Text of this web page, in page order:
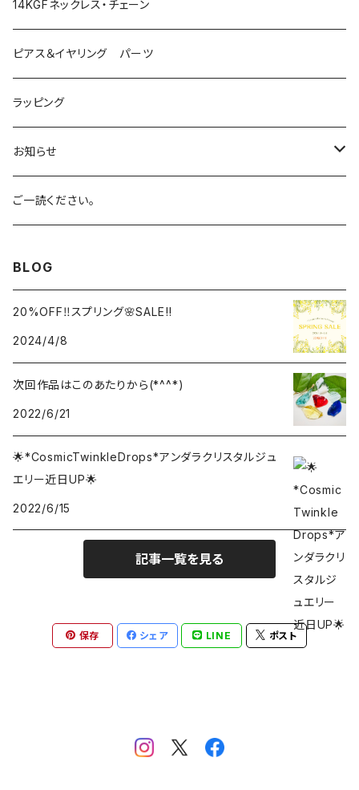
イエロー
グリーン
オレンジ
ホワイト
バイオレット
レアカラー
Angel Aura Cismic Ice
Angel Aura Pink
Azul Elysium
Aqua
Celestial Gold
Celestial Sapphire
Cosmic Ice
Dragons Blood
Electric Blue
ハーキマーダイヤモンド
ブラックガーデンスモーキークォーツ
サンストーン
ルチルクォーツ
アーカンソー産スモーキークォーツ
アクアマリン
シトリン
14KGFネックレス・チェーン
ピアス＆イヤリング パーツ
ラッピング
お知らせ
SALE!
ご一読ください。
BLOG
20%OFF‼︎スプリング🌸SALE‼︎
2024/4/8
次回作品はこのあたりから(*^^*)
2022/6/21
🌟*CosmicTwinkleDrops*アンダラクリスタルジュ
エリー近日UP🌟
2022/6/15
記事一覧を見る
保存 シェア LINE ポスト